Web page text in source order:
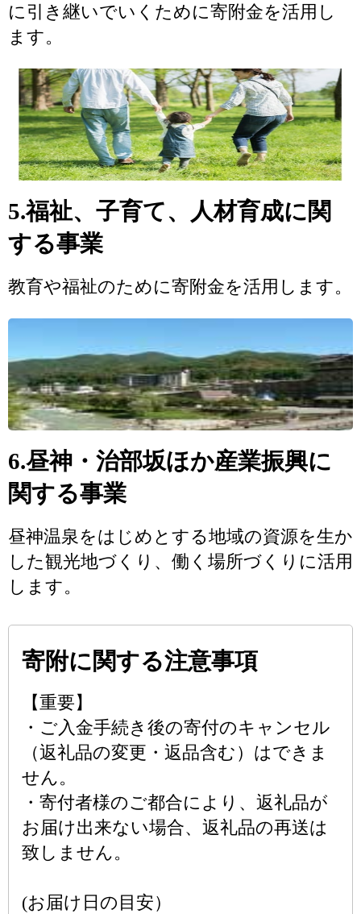
に引き継いでいくために寄附金を活用し
ます。
5.福祉、子育て、人材育成に関
する事業
教育や福祉のために寄附金を活用します。
6.昼神・治部坂ほか産業振興に
関する事業
昼神温泉をはじめとする地域の資源を生か
した観光地づくり、働く場所づくりに活用
します。
寄附に関する注意事項
【重要】
・ご入金手続き後の寄付のキャンセル
（返礼品の変更・返品含む）はできま
せん。
・寄付者様のご都合により、返礼品が
お届け出来ない場合、返礼品の再送は
致しません。
(お届け日の目安）